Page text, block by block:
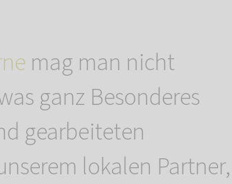
mag man nicht
ganz Besonderes
gearbeiteten
lokalen Partner,